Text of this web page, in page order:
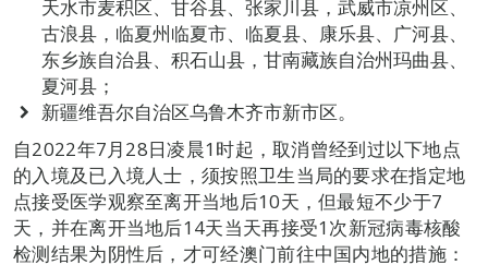
天水市麦积区、甘谷县、张家川县，武威市凉州区、
古浪县，临夏州临夏市、临夏县、康乐县、广河县、
东乡族自治县、积石山县，甘南藏族自治州玛曲县、
夏河县；
新疆维吾尔自治区乌鲁木齐市新市区。
自2022年7月28日凌晨1时起，取消曾经到过以下地点
的入境及已入境人士，须按照卫生当局的要求在指定地
点接受医学观察至离开当地后10天，但最短不少于7
天，并在离开当地后14天当天再接受1次新冠病毒核酸
检测结果为阴性后，才可经澳门前往中国内地的措施：